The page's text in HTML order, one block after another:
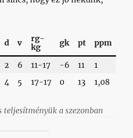
d v
rg-
kg
gk pt ppm
2 6 11-17 -6 11
1
4 5 17-17 0 13 1,08
teljesítményük a szezonban